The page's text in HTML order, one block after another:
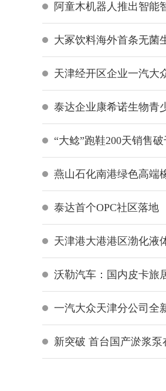
阿童木机器人推出智能
大冢饮料海外首条无菌
天津经开区企业一汽大
泰达企业康希诺生物青
“大鲶”跑鞋200天销售
燕山石化南港绿色高端
泰达首个OPC社区落地
天津港大港港区渤化液
沃勒汽车：国内皮卡旅
一汽大众天津分公司全
新突破 首台国产淤浆